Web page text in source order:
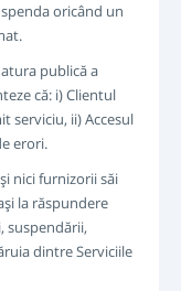
oricând un
publică a
că: i) Clientul
serviciu, ii) Accesul
erori.
nici furnizorii săi
la răspundere
suspendării,
dintre Serviciile